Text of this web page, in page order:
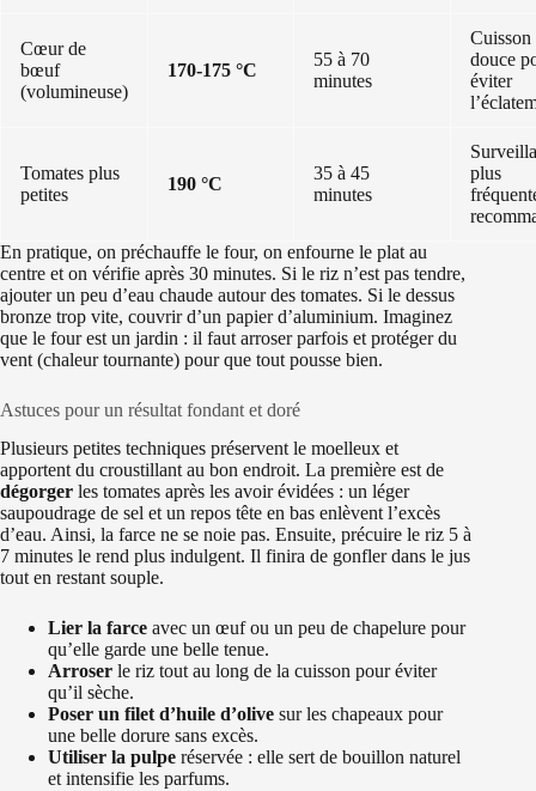
Cœur de
bœuf
(volumineuse)
170-175 °C
55 à 70
minutes
Cuisson
douce
éviter
Tomates plus
petites
190 °C
35 à 45
minutes
plus
En pratique, on préchauffe le four, on enfourne le plat au
centre et on vérifie après 30 minutes. Si le riz n’est pas tendre,
ajouter un peu d’eau chaude autour des tomates. Si le dessus
bronze trop vite, couvrir d’un papier d’aluminium. Imaginez
que le four est un jardin : il faut arroser parfois et protéger du
vent (chaleur tournante) pour que tout pousse bien.
Astuces pour un résultat fondant et doré
Plusieurs petites techniques préservent le moelleux et
apportent du croustillant au bon endroit. La première est de
dégorger les tomates après les avoir évidées : un léger
saupoudrage de sel et un repos tête en bas enlèvent l’excès
d’eau. Ainsi, la farce ne se noie pas. Ensuite, précuire le riz 5 à
7 minutes le rend plus indulgent. Il finira de gonfler dans le jus
tout en restant souple.
Lier la farce avec un œuf ou un peu de chapelure pour
qu’elle garde une belle tenue.
Arroser le riz tout au long de la cuisson pour éviter
qu’il sèche.
Poser un filet d’huile d’olive sur les chapeaux pour
une belle dorure sans excès.
Utiliser la pulpe réservée : elle sert de bouillon naturel
et intensifie les parfums.